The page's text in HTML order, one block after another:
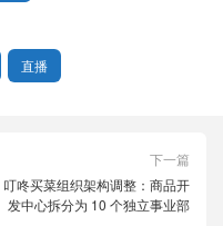
直播
下一篇
叮咚买菜组织架构调整：商品开
发中心拆分为 10 个独立事业部